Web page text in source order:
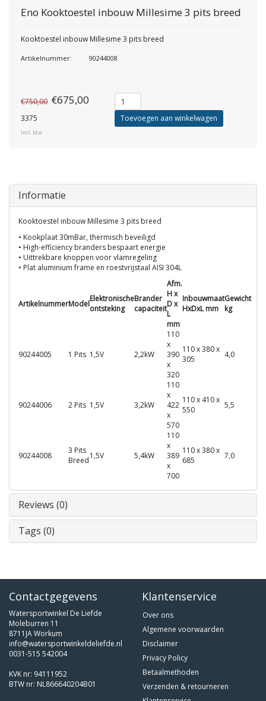
Eno Kooktoestel inbouw Millesime 3 pits breed
Kooktoestel inbouw Millesime 3 pits breed
Artikelnummer: 90244008
€750,00 €675,00
3375
Incl. btw
Toevoegen aan winkelwagen
Informatie
Kooktoestel inbouw Millesime 3 pits breed
• Kookplaat 30mBar, thermisch beveiligd
• High-efficiency branders bespaart energie
• Uittrekbare knoppen voor vlamregeling
• Plat aluminium frame en roestvrijstaal AISI 304L
ArtikelnummerModel
Elektronische
ontsteking
Brander
capaciteit
Afm.
H x
D x
L
mm
Inbouwmaat
HxDxL mm
Gewicht
kg
90244005 1 Pits 1,5V 2,2kW
110
x
390
x
320
110 x 380 x
305
4,0
90244006 2 Pits 1,5V 3,2kW
110
x
422
x
570
110 x 410 x
550
5,5
90244008
3 Pits
Breed1,5V 5,4kW
110
x
389
x
700
110 x 380 x
685
7,0
Reviews (0)
Tags (0)
Contactgegevens
Watersportwinkel De Liefde
Moleburren 11
8711JA Workum
info@watersportwinkeldeliefde.nl
0031-515 542004
KVK nr: 94111952
BTW nr: NL866640204B01
Klantenservice
Over ons
Algemene voorwaarden
Disclaimer
Privacy Policy
Betaalmethoden
Verzenden & retourneren